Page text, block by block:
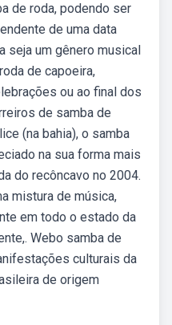
de roda, podendo ser
de uma data
seja um gênero musical
de capoeira,
ou ao final dos
de samba de
(na bahia), o samba
na sua forma mais
do recôncavo no 2004.
mistura de música,
em todo o estado da
Webo samba de
culturais da
de origem